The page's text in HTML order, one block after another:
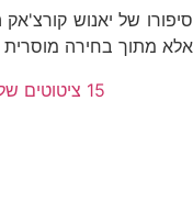
סיפורו של יאנוש
אלא מתוך בחירה מוסרית
15 ציטוטים של יאנוש קורצ'אק על חינוך, ילדים ואיך לאהוב אותם